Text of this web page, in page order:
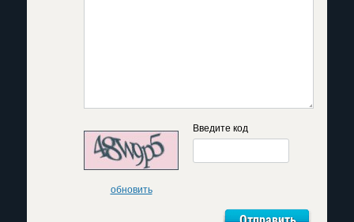
обновить
Введите код